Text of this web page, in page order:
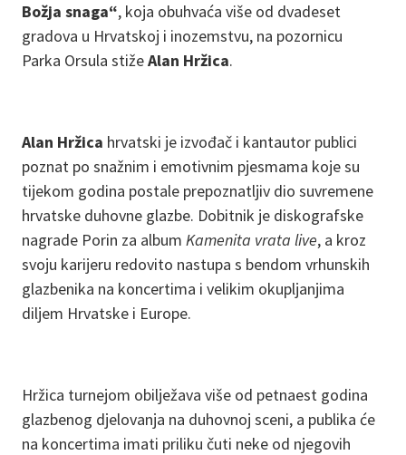
Božja snaga“, koja obuhvaća više od dvadeset
gradova u Hrvatskoj i inozemstvu, na pozornicu
Parka Orsula stižeAlan Hržica.
Alan Hržica hrvatski je izvođač i kantautor publici
poznat po snažnim i emotivnim pjesmama koje su
tijekom godina postale prepoznatljiv dio suvremene
hrvatske duhovne glazbe. Dobitnik je diskografske
nagrade Porin za album Kamenita vrata live, a kroz
svoju karijeru redovito nastupa s bendom vrhunskih
glazbenika na koncertima i velikim okupljanjima
diljem Hrvatske i Europe.
Hržica turnejom obilježava više od petnaest godina
glazbenog djelovanja na duhovnoj sceni, a publika će
na koncertima imati priliku čuti neke od njegovih